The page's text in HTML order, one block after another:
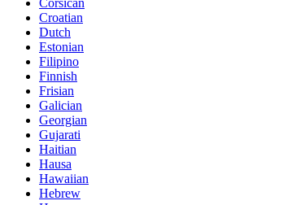
Corsican
Croatian
Dutch
Estonian
Filipino
Finnish
Frisian
Galician
Georgian
Gujarati
Haitian
Hausa
Hawaiian
Hebrew